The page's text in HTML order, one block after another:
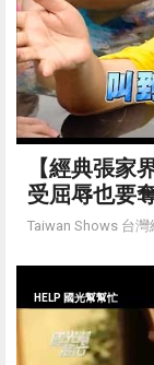
【經典張
受屈辱也要
Taiwan Shows 台灣
HELP 國光幫幫忙